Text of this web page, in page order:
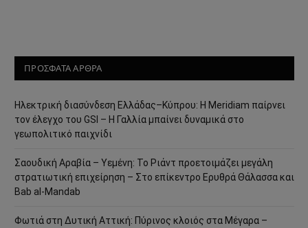
ΠΡΟΣΦΑΤΑ ΑΡΘΡΑ
Ηλεκτρική διασύνδεση Ελλάδας–Κύπρου: Η Meridiam παίρνει
τον έλεγχο του GSI – Η Γαλλία μπαίνει δυναμικά στο
γεωπολιτικό παιχνίδι
Σαουδική Αραβία – Υεμένη: Το Ριάντ προετοιμάζει μεγάλη
στρατιωτική επιχείρηση – Στο επίκεντρο Ερυθρά Θάλασσα και
Bab al-Mandab
Φωτιά στη Δυτική Αττική: Πύρινος κλοιός στα Μέγαρα –